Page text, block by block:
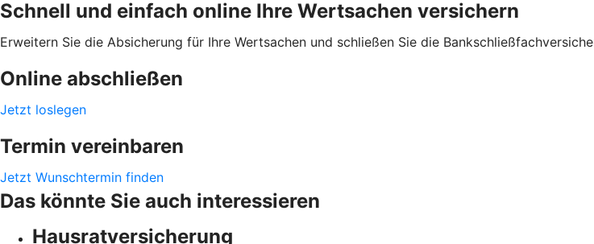
Schnell und einfach online Ihre Wertsachen versichern
Erweitern Sie die Absicherung für Ihre Wertsachen und schließen Sie die
Online abschließen
Jetzt loslegen
Termin vereinbaren
Jetzt Wunschtermin finden
Das könnte Sie auch interessieren
Hausratversicherung